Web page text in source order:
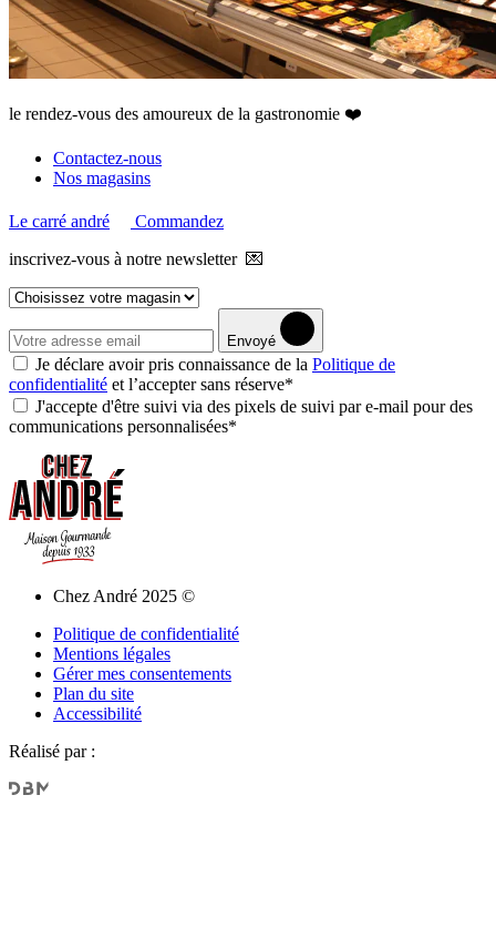
le rendez-vous des amoureux de la gastronomie ❤️
Contactez-nous
Nos magasins
Le carré andré
Commandez
inscrivez-vous à notre newsletter 💌
Envoyé
Je déclare avoir pris connaissance de la Politique de
confidentialité et l’accepter sans réserve*
J'accepte d'être suivi via des pixels de suivi par e-mail pour des
communications personnalisées*
Chez André 2025 ©
Politique de confidentialité
Mentions légales
Gérer mes consentements
Plan du site
Accessibilité
Réalisé par :